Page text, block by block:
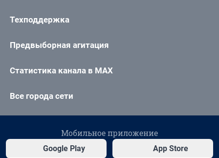
Техподдержка
Предвыборная агитация
Статистика канала в MAX
Все города сети
Мобильное приложение
Google Play App Store